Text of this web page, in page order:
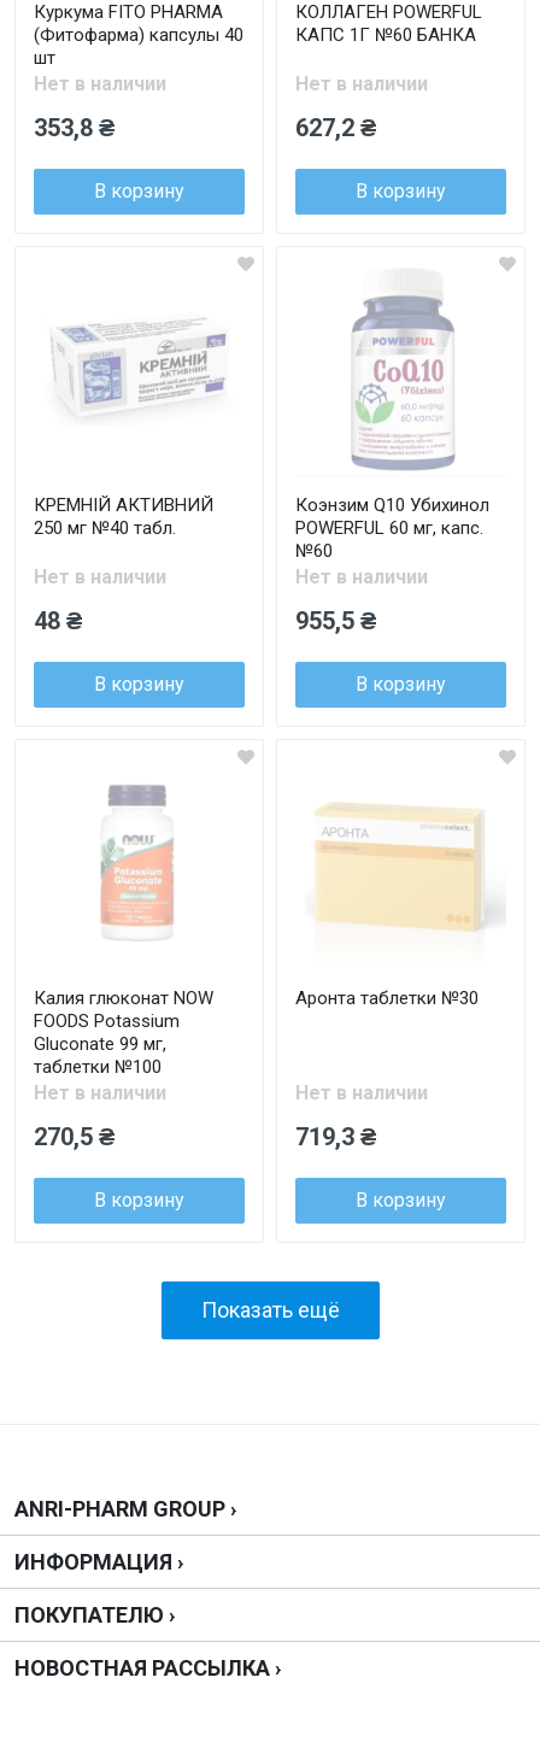
Куркума FITO PHARMA
(Фитофарма) капсулы 40
шт
Нет в наличии
353,8 ₴
В корзину
КОЛЛАГЕН POWERFUL
КАПС 1Г №60 БАНКА
Нет в наличии
627,2 ₴
В корзину
КРЕМНІЙ АКТИВНИЙ
250 мг №40 табл.
Нет в наличии
48 ₴
В корзину
Коэнзим Q10 Убихинол
POWERFUL 60 мг, капс.
№60
Нет в наличии
955,5 ₴
В корзину
Калия глюконат NOW
FOODS Potassium
Gluconate 99 мг,
таблетки №100
Нет в наличии
270,5 ₴
В корзину
Аронта таблетки №30
Нет в наличии
719,3 ₴
В корзину
Показать ещё
ANRI-PHARM GROUP ›
ИНФОРМАЦИЯ ›
ПОКУПАТЕЛЮ ›
НОВОСТНАЯ РАССЫЛКА ›